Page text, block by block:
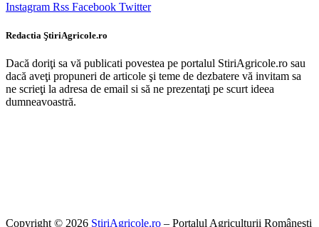
Instagram Rss Facebook Twitter
Redactia ŞtiriAgricole.ro
Dacă doriţi sa vă publicati povestea pe portalul StiriAgricole.ro sau
dacă aveţi propuneri de articole şi teme de dezbatere vă invitam sa
ne scrieţi la adresa de email si să ne prezentaţi pe scurt ideea
dumneavoastră.
Copyright © 2026 StiriAgricole.ro – Portalul Agriculturii Româneşti